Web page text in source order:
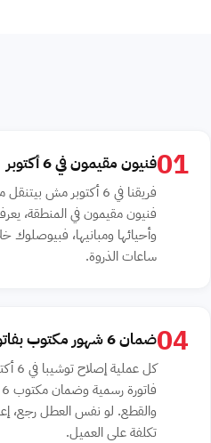
01فنيون مقيمون في 6 أكتوبر
فريقنا في 6 أكتوبر مش
فنيون مقيمون في المنطقة،
ساعات الذروة.
04ضمان 6 شهور مكتوب بفاتورة
كل
والقطع. لو نفس العطل رجع،
تكلفة على العميل.